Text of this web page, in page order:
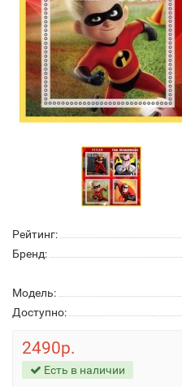
Рейтинг:
Бренд:
Модель:
Доступно:
2490р.
Есть в наличии